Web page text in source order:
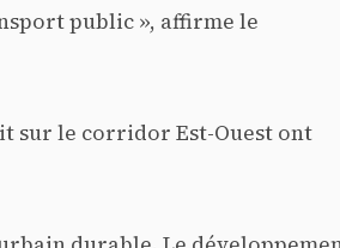
public », affirme le
sur le corridor Est-Ouest ont